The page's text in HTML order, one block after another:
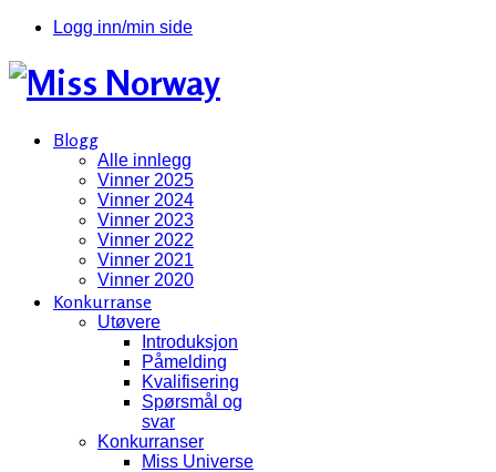
Logg inn/min side
Blogg
Alle innlegg
Vinner 2025
Vinner 2024
Vinner 2023
Vinner 2022
Vinner 2021
Vinner 2020
Konkurranse
Utøvere
Introduksjon
Påmelding
Kvalifisering
Spørsmål og
svar
Konkurranser
Miss Universe